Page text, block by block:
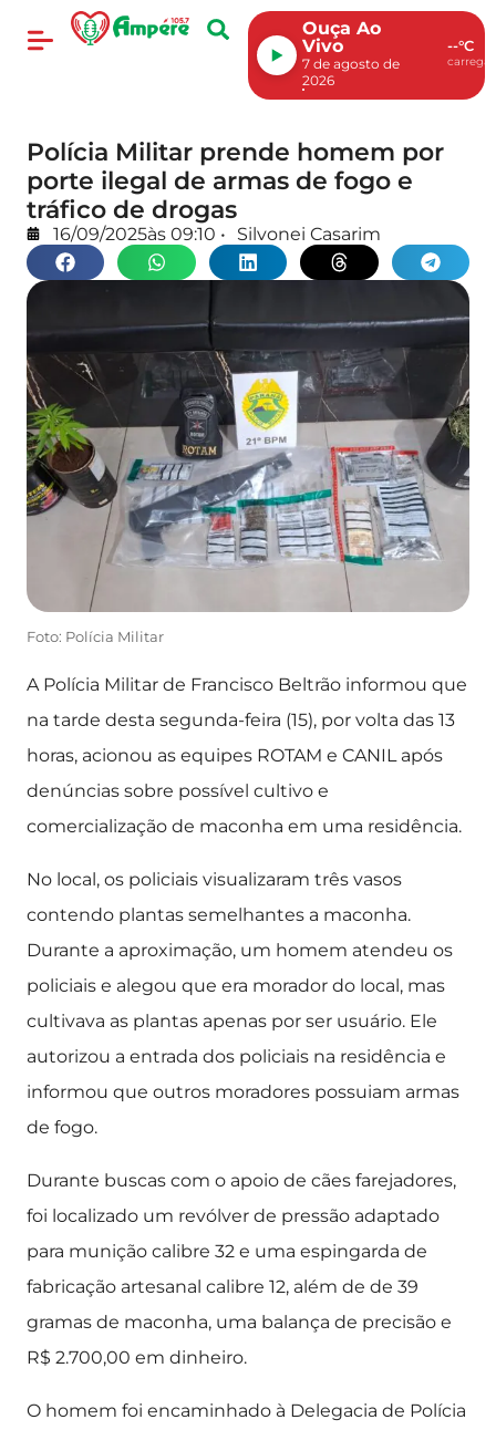
Ouça Ao
Vivo
7 de agosto de
2026
--°C
Polícia Militar prende homem por
porte ilegal de armas de fogo e
tráfico de drogas
16/09/2025às 09:10 • Silvonei Casarim
Foto: Polícia Militar
A Polícia Militar de Francisco Beltrão informou que
na tarde desta segunda-feira (15), por volta das 13
horas, acionou as equipes ROTAM e CANIL após
denúncias sobre possível cultivo e
comercialização de maconha em uma residência.
No local, os policiais visualizaram três vasos
contendo plantas semelhantes a maconha.
Durante a aproximação, um homem atendeu os
policiais e alegou que era morador do local, mas
cultivava as plantas apenas por ser usuário. Ele
autorizou a entrada dos policiais na residência e
informou que outros moradores possuiam armas
de fogo.
Durante buscas com o apoio de cães farejadores,
foi localizado um revólver de pressão adaptado
para munição calibre 32 e uma espingarda de
fabricação artesanal calibre 12, além de de 39
gramas de maconha, uma balança de precisão e
R$ 2.700,00 em dinheiro.
O homem foi encaminhado à Delegacia de Polícia